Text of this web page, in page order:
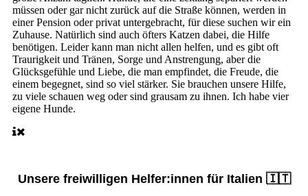
müssen oder gar nicht zurück auf die Straße können, werden in
einer Pension oder privat untergebracht, für diese suchen wir ein
Zuhause. Natürlich sind auch öfters Katzen dabei, die Hilfe
benötigen. Leider kann man nicht allen helfen, und es gibt oft
Traurigkeit und Tränen, Sorge und Anstrengung, aber die
Glücksgefühle und Liebe, die man empfindet, die Freude, die
einem begegnet, sind so viel stärker. Sie brauchen unsere Hilfe,
zu viele schauen weg oder sind grausam zu ihnen. Ich habe vier
eigene Hunde.
Unsere freiwilligen Helfer:innen für Italien 🇮🇹